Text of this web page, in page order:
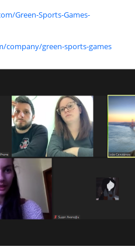
Green-Sports-Games-
company/green-sports-games